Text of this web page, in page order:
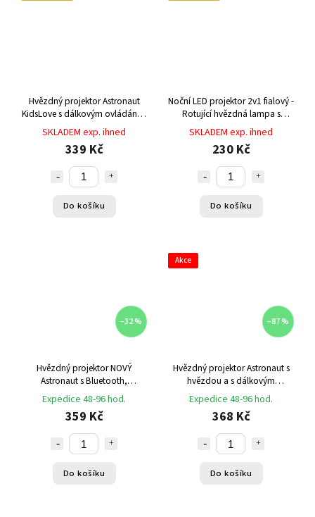
Hvězdný projektor Astronaut
KidsLove s dálkovým ovládáním
- LED noční lampička s 8 režimy
projekce galaxie a mlhoviny
SKLADEM exp. ihned
339 Kč
Do košíku
Noční LED projektor 2v1 fialový -
Rotující hvězdná lampa s
měkkým krytem a 8 barevnými
režimy
SKLADEM exp. ihned
230 Kč
Do košíku
–32 %
Hvězdný projektor NOVÝ
Astronaut s Bluetooth,
reproduktorem a s dálkovým
ovládáním
Expedice 48-96 hod.
359 Kč
Do košíku
Akce
–87 %
Hvězdný projektor Astronaut s
hvězdou a s dálkovým
ovládáním černý
Expedice 48-96 hod.
368 Kč
Do košíku